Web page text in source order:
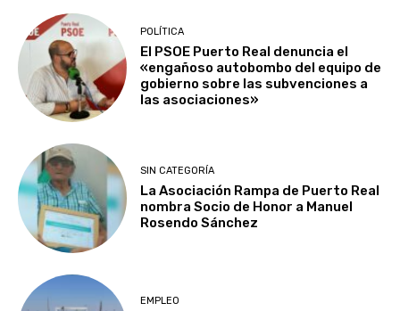
POLÍTICA
El PSOE Puerto Real denuncia el
«engañoso autobombo del equipo de
gobierno sobre las subvenciones a
las asociaciones»
SIN CATEGORÍA
La Asociación Rampa de Puerto Real
nombra Socio de Honor a Manuel
Rosendo Sánchez
EMPLEO